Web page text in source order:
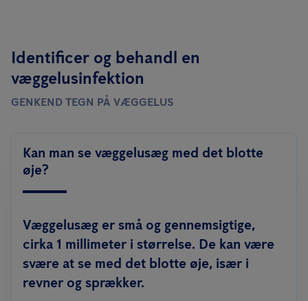
Identificer og behandl en
væggelusinfektion
GENKEND TEGN PÅ VÆGGELUS
Kan man se væggelusæg med det blotte
øje?
Væggelusæg er små og gennemsigtige,
cirka 1 millimeter i størrelse. De kan være
svære at se med det blotte øje, især i
revner og sprækker.